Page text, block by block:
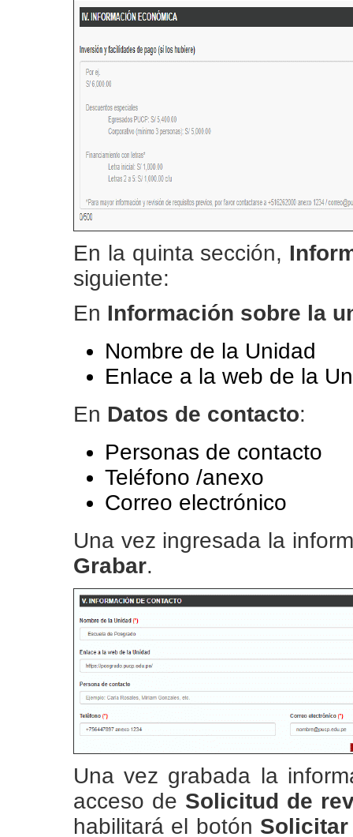
En la quinta sección,
siguiente:
En Información sobre la
Nombre de la Unidad
Enlace a la web de la
En Datos de contacto:
Personas de contacto
Teléfono /anexo
Correo electrónico
Una vez ingresada la
Grabar.
Una vez grabada la
acceso de Solicitud de
habilitará el botón